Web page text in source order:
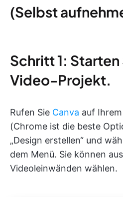
(Selbst
Schritt 1: Starten
Video-Projekt.
Rufen Sie Canva auf
(Chrome ist die beste
„Design erstellen“ und
dem Menü. Sie können
Videoleinwänden wählen.